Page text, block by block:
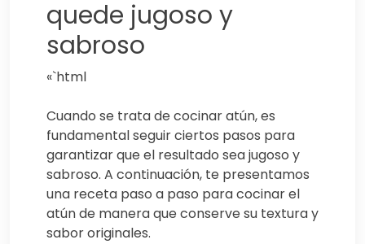
quede jugoso y
sabroso
«`html
Cuando se trata de cocinar atún, es
fundamental seguir ciertos pasos para
garantizar que el resultado sea jugoso y
sabroso. A continuación, te presentamos
una receta paso a paso para cocinar el
atún de manera que conserve su textura y
sabor originales.